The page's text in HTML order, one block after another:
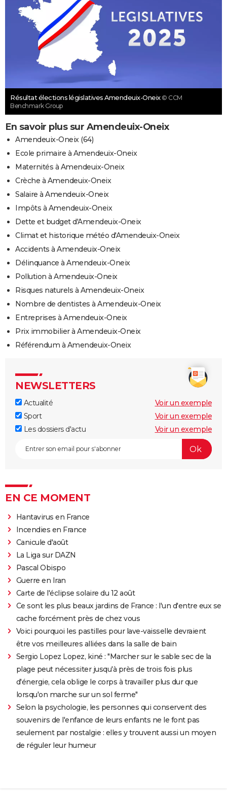
Résultat élections législatives Amendeuix-Oneix © CCM
Benchmark Group
En savoir plus sur Amendeuix-Oneix
Amendeuix-Oneix (64)
Ecole primaire à Amendeuix-Oneix
Maternités à Amendeuix-Oneix
Crèche à Amendeuix-Oneix
Salaire à Amendeuix-Oneix
Impôts à Amendeuix-Oneix
Dette et budget d'Amendeuix-Oneix
Climat et historique météo d'Amendeuix-Oneix
Accidents à Amendeuix-Oneix
Délinquance à Amendeuix-Oneix
Pollution à Amendeuix-Oneix
Risques naturels à Amendeuix-Oneix
Nombre de dentistes à Amendeuix-Oneix
Entreprises à Amendeuix-Oneix
Prix immobilier à Amendeuix-Oneix
Référendum à Amendeuix-Oneix
NEWSLETTERS
Actualité
Voir un exemple
Sport
Voir un exemple
Les dossiers d'actu
Voir un exemple
EN CE MOMENT
Hantavirus en France
Incendies en France
Canicule d'août
La Liga sur DAZN
Pascal Obispo
Guerre en Iran
Carte de l'éclipse solaire du 12 août
Ce sont les plus beaux jardins de France : l'un d'entre eux se
cache forcément près de chez vous
Voici pourquoi les pastilles pour lave-vaisselle devraient
être vos meilleures alliées dans la salle de bain
Sergio Lopez Lopez, kiné : "Marcher sur le sable sec de la
plage peut nécessiter jusqu'à près de trois fois plus
d'énergie, cela oblige le corps à travailler plus dur que
lorsqu'on marche sur un sol ferme"
Selon la psychologie, les personnes qui conservent des
souvenirs de l'enfance de leurs enfants ne le font pas
seulement par nostalgie : elles y trouvent aussi un moyen
de réguler leur humeur